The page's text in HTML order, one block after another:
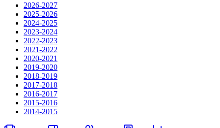
2026-2027
2025-2026
2024-2025
2023-2024
2022-2023
2021-2022
2020-2021
2019-2020
2018-2019
2017-2018
2016-2017
2015-2016
2014-2015